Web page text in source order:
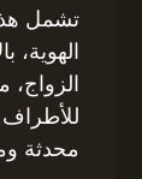
تشمل
الهوية،
الزواج،
محدثة